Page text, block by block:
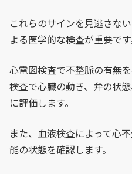
これらのサインを見逃さな
よる医学的な検査が重要です
心電図検査で不整脈の有無
検査で心臓の動き、弁の状
に評価します。
また、血液検査によって心
能の状態を確認します。